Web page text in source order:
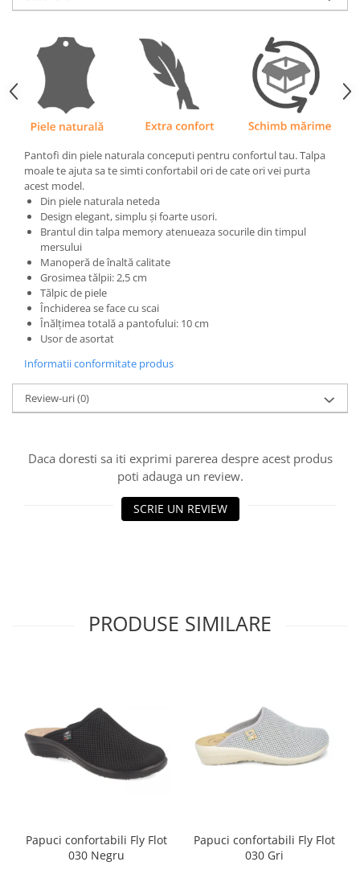
Pantofi din piele naturala conceputi pentru confortul tau. Talpa
moale te ajuta sa te simti confortabil ori de cate ori vei purta
acest model.
Din piele naturala neteda
Design elegant, simplu și foarte usori.
Brantul din talpa memory atenueaza socurile din timpul
mersului
Manoperă de înaltă calitate
Grosimea tălpii: 2,5 cm
Tălpic de piele
Închiderea se face cu scai
Înălțimea totală a pantofului: 10 cm
Usor de asortat
Informatii conformitate produs
Review-uri(0)
Daca doresti sa iti exprimi parerea despre acest produs
poti adauga un review.
SCRIE UN REVIEW
PRODUSE SIMILARE
Papuci confortabili Fly Flot
030 Negru
Papuci confortabili Fly Flot
030 Gri